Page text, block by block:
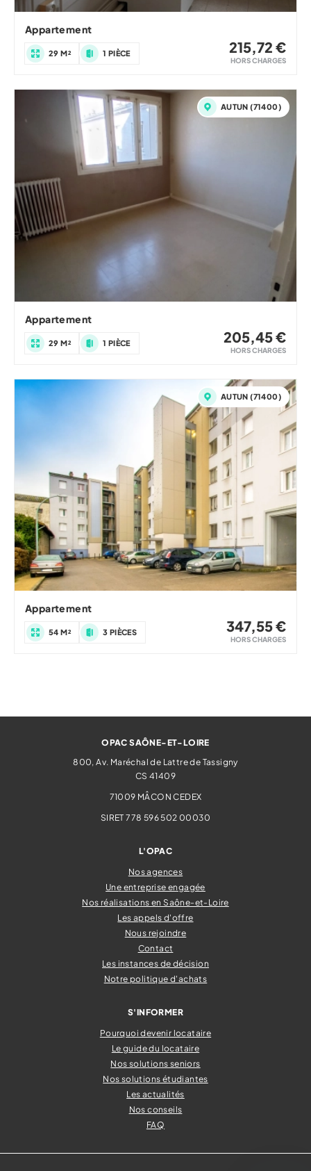
Appartement
29 M² 1 PIÈCE 215,72 €
HORS CHARGES
AUTUN (71400)
Appartement
29 M² 1 PIÈCE 205,45 €
HORS CHARGES
AUTUN (71400)
Appartement
54 M² 3 PIÈCES 347,55 €
HORS CHARGES
OPAC SAÔNE-ET-LOIRE
800, Av. Maréchal de Lattre de Tassigny
CS 41409
71009 MÂCON CEDEX
SIRET 778 596 502 00030
L'OPAC
Nos agences
Une entreprise engagée
Nos réalisations en Saône-et-Loire
Les appels d'offre
Nous rejoindre
Contact
Les instances de décision
Notre politique d'achats
S'INFORMER
Pourquoi devenir locataire
Le guide du locataire
Nos solutions seniors
Nos solutions étudiantes
Les actualités
Nos conseils
FAQ